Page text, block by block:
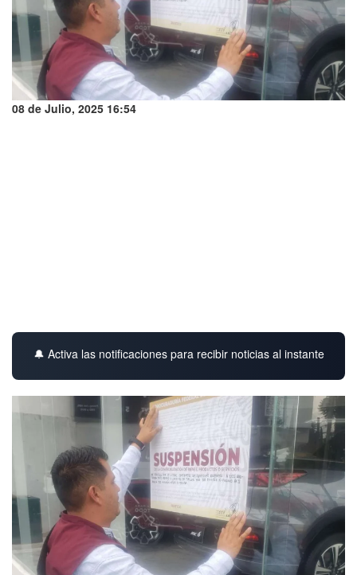
08 de Julio, 2025 16:54
🔔 Activa las notificaciones para recibir noticias al instante